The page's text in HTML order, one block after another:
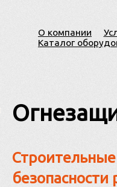
О компании
Каталог